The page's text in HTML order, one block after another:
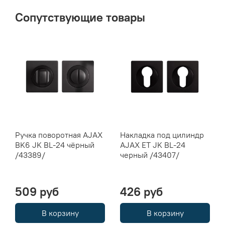
Сопутствующие товары
Ручка поворотная AJAX
BK6 JK BL-24 чёрный
/43389/
509 руб
В корзину
Накладка под цилиндр
AJAX ET JK BL-24
черный /43407/
426 руб
В корзину